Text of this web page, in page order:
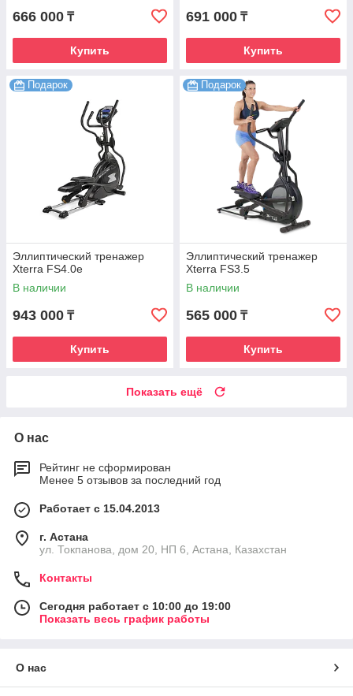
666 000 ₸
Купить
691 000 ₸
Купить
Подарок
Эллиптический тренажер
Xterra FS4.0е
В наличии
943 000 ₸
Купить
Подарок
Эллиптический тренажер
Xterra FS3.5
В наличии
565 000 ₸
Купить
Показать ещё
О нас
Рейтинг не сформирован
Менее 5 отзывов за последний год
Работает с 15.04.2013
г. Астана
ул. Токпанова, дом 20, НП 6, Астана, Казахстан
Контакты
Сегодня работает с 10:00 до 19:00
Показать весь график работы
О нас